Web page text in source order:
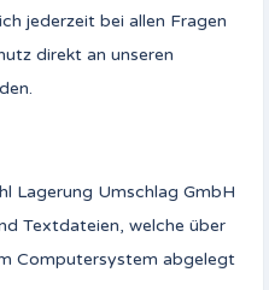
jederzeit bei allen Fragen
direkt an unseren
Lagerung Umschlag GmbH
Textdateien, welche über
Computersystem abgelegt